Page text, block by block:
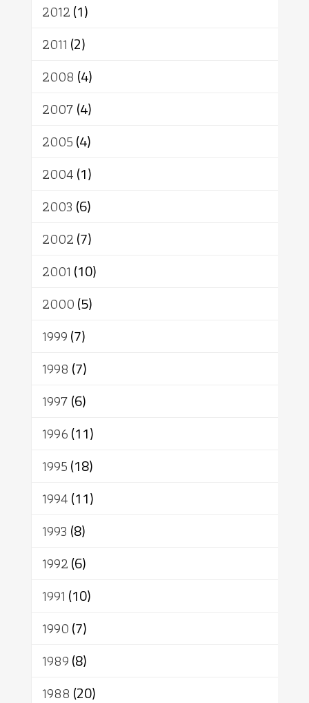
2012(1)
2011 (2)
2008 (4)
2007(4)
2005(4)
2004(1)
2003 (6)
2002(7)
2001 (10)
2000(5)
1999(7)
1998 (7)
1997(6)
1996(11)
1995(18)
1994(11)
1993 (8)
1992(6)
1991 (10)
1990(7)
1989(8)
1988 (20)